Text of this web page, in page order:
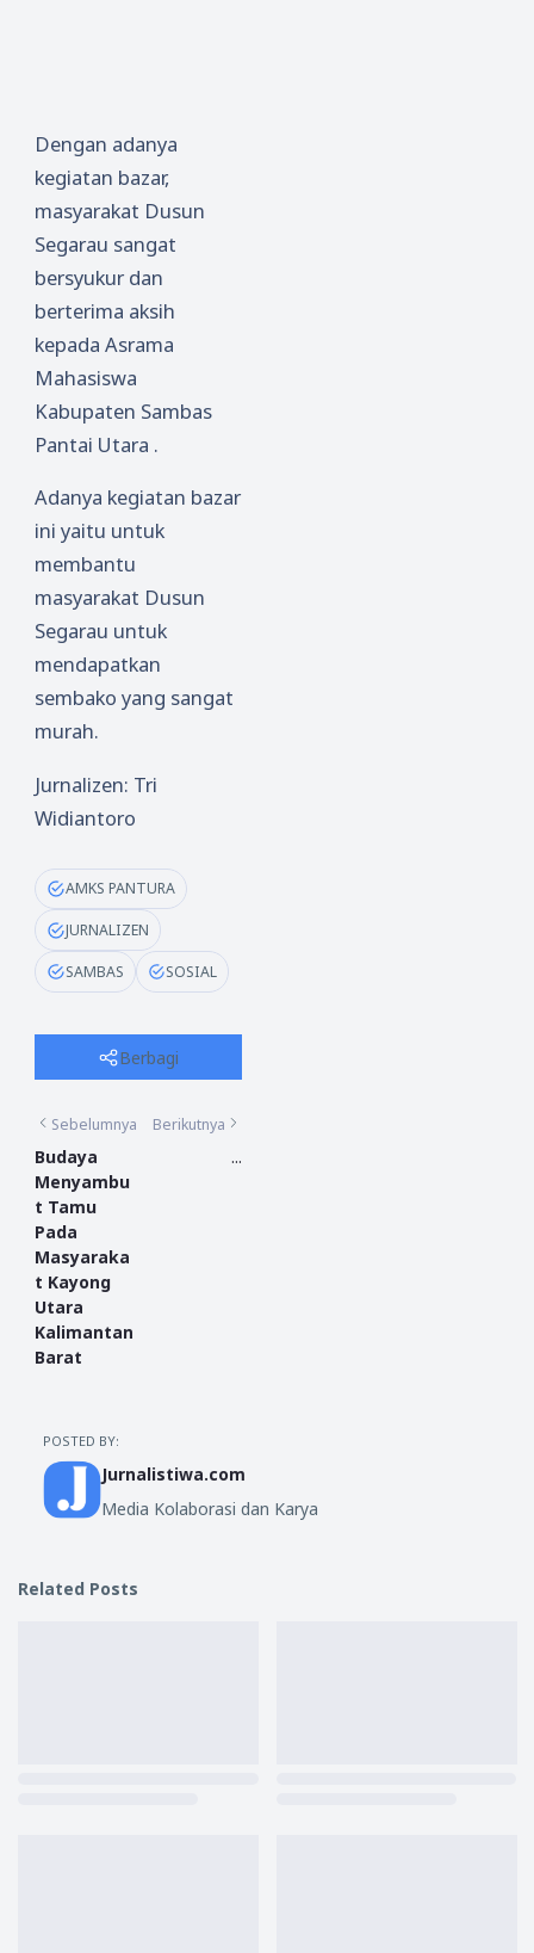
Dengan adanya
kegiatan bazar,
masyarakat Dusun
Segarau sangat
bersyukur dan
berterima aksih
kepada Asrama
Mahasiswa
Kabupaten Sambas
Pantai Utara .
Adanya kegiatan bazar
ini yaitu untuk
membantu
masyarakat Dusun
Segarau untuk
mendapatkan
sembako yang sangat
murah.
Jurnalizen: Tri
Widiantoro
AMKS PANTURA
JURNALIZEN
SAMBAS SOSIAL
Berbagi
Sebelumnya
Budaya
Menyambu
t Tamu
Pada
Masyaraka
t Kayong
Utara
Kalimantan
Barat
Berikutnya
...
POSTED BY:
Jurnalistiwa.com
Media Kolaborasi dan Karya
Related Posts